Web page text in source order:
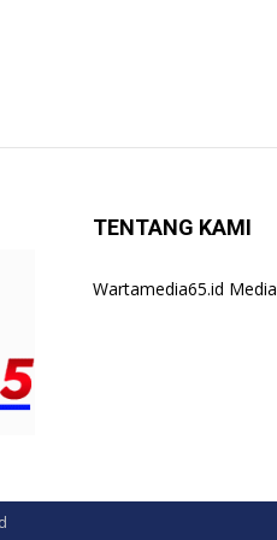
TENTANG KAMI
Wartamedia65.id